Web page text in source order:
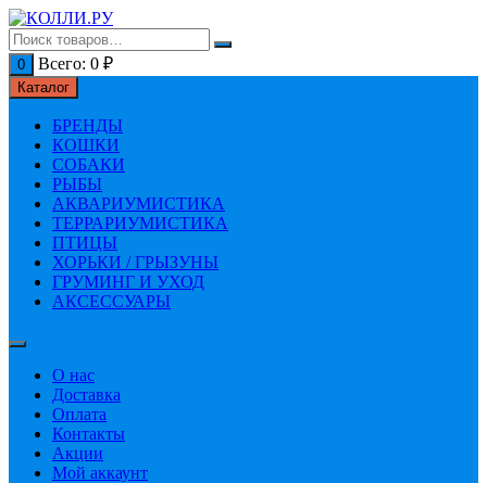
Перейти
к
содержимому
0 Всего: 0 ₽
Каталог
БРЕНДЫ
КОШКИ
СОБАКИ
РЫБЫ
АКВАРИУМИСТИКА
ТЕРРАРИУМИСТИКА
ПТИЦЫ
ХОРЬКИ / ГРЫЗУНЫ
ГРУМИНГ И УХОД
АКСЕССУАРЫ
О нас
Доставка
Оплата
Контакты
Акции
Мой аккаунт